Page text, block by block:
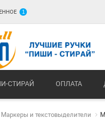
1
СТИРАЙ ОПЛАТА
Маркеры и текстовыделители